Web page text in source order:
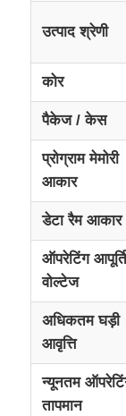
गुणवत्ता नियंत्रण
हमसे संपर्क करें
समाचार
मामले
एमसीयू
चिप पर एसओसी
उत्पाद श्रेणी
कोर
पैकेज / केस
प्रोग्राम मेमोरी
आकार
डेटा रैम आकार
ऑपरेटिंग
वोल्टेज
अधिकतम घड़ी
आवृत्ति
न्यूनतम
तापमान